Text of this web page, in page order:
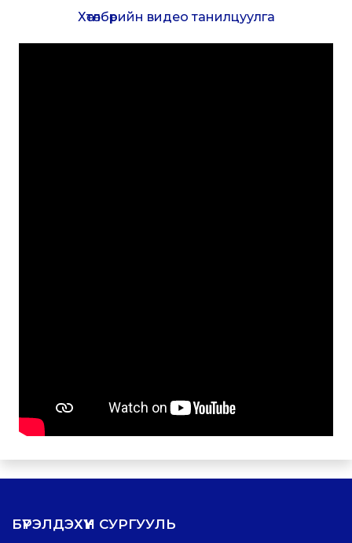
Хөтөлбөрийн видео танилцуулга
БҮРЭЛДЭХҮҮН СУРГУУЛЬ